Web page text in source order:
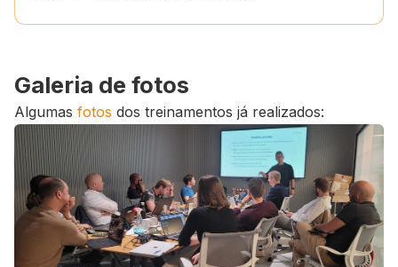
Galeria de fotos
Algumas fotos dos treinamentos já realizados: